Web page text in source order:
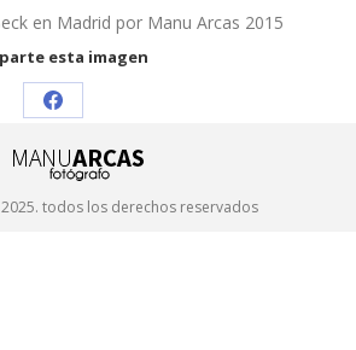
en Madrid por Manu Arcas 2015
esta imagen
Share
on
Facebook
todos los derechos reservados